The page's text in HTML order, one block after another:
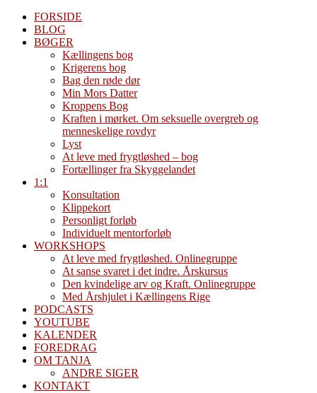
FORSIDE
BLOG
BØGER
Kællingens bog
Krigerens bog
Bag den røde dør
Min Mors Datter
Kroppens Bog
Kraften i mørket. Om seksuelle overgreb og
menneskelige rovdyr
Lyst
At leve med frygtløshed – bog
Fortællinger fra Skyggelandet
1:1
Konsultation
Klippekort
Personligt forløb
Individuelt mentorforløb
WORKSHOPS
At leve med frygtløshed. Onlinegruppe
At sanse svaret i det indre. Årskursus
Den kvindelige arv og Kraft. Onlinegruppe
Med Årshjulet i Kællingens Rige
PODCASTS
YOUTUBE
KALENDER
FOREDRAG
OM TANJA
ANDRE SIGER
KONTAKT